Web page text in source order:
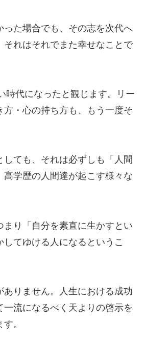
た場合でも、その志を次代へ
れはそれでまた幸せなことで
時代になったと観じます。リー
・心の持ち方も、もう一度そ
ても、それは必ずしも「人間
学歴の人間達が起こす様々な
り「自分を素直に生かすとい
てゆける人になるというこ
りません。人生における成功
流になるべく天よりの啓示を
。